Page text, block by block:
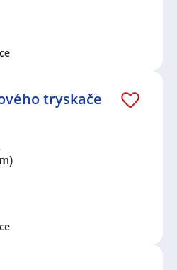
tryskače